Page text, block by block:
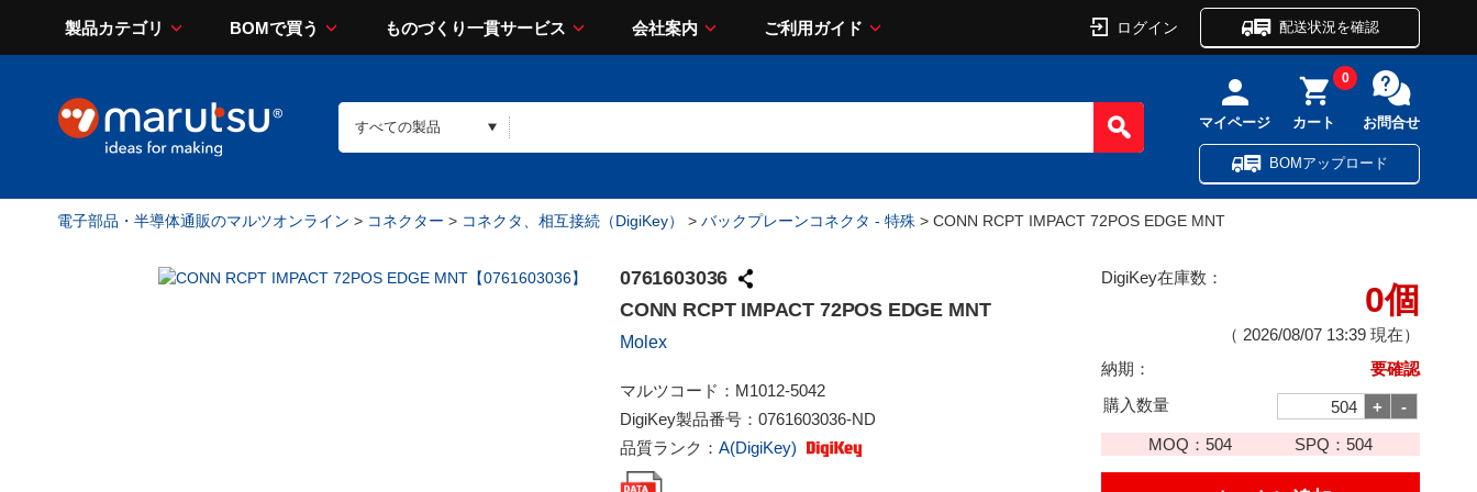
製品カテゴリ BOMで買う ものづくり一貫サービス 会社案内 ご利用ガイド ログイン 配送状況を確認
マイページ カート
0
お問合せ
BOMアップロード
電子部品・半導体通販のマルツオンライン > コネクター > コネクタ、相互接続（DigiKey） > バックプレーンコネクタ - 特殊 > CONN RCPT IMPACT 72POS EDGE MNT
0761603036
CONN RCPT IMPACT 72POS EDGE MNT
Molex
マルツコード： M1012-5042
DigiKey製品番号： 0761603036-ND
品質ランク： A(DigiKey)
DigiKey在庫数：
0個
（ 2026/08/07 13:39 現在）
納期：
要確認
購入数量
MOQ：504 SPQ： 504